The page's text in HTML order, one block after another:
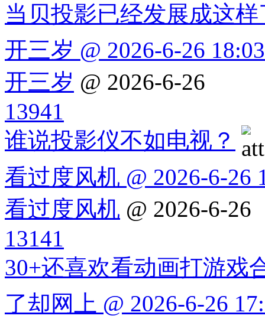
当贝投影已经发展成这
开三岁 @ 2026-6-26 18:03
开三岁 @ 2026-6-26
13941
谁说投影仪不如电视？
看过度风机 @ 2026-6-26
看过度风机 @ 2026-6-26
13141
30+还喜欢看动画打游戏
了却网上 @ 2026-6-26